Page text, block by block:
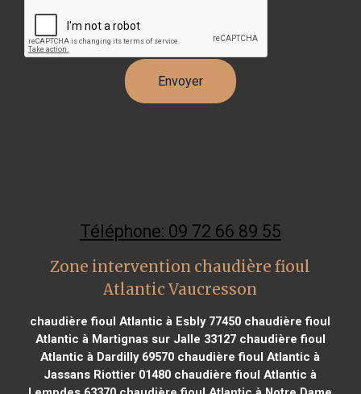
Téléphone: 09 72 66 89 55
Zone intervention chaudière fioul
Atlantic Vaucresson
chaudière fioul Atlantic à Esbly 77450 chaudière fioul
Atlantic à Martignas sur Jalle 33127chaudière fioul
Atlantic à Dardilly 69570 chaudière fioul Atlantic à
Jassans Riottier 01480 chaudière fioul Atlantic à